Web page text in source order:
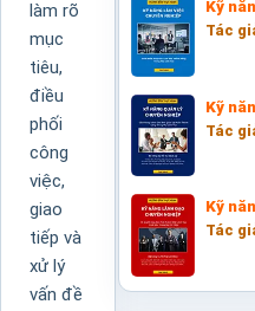
làm rõ
mục
tiêu,
điều
phối
công
việc,
giao
tiếp và
xử lý
vấn đề
Kỹ
Tác
Kỹ
Tác
Kỹ
Tác